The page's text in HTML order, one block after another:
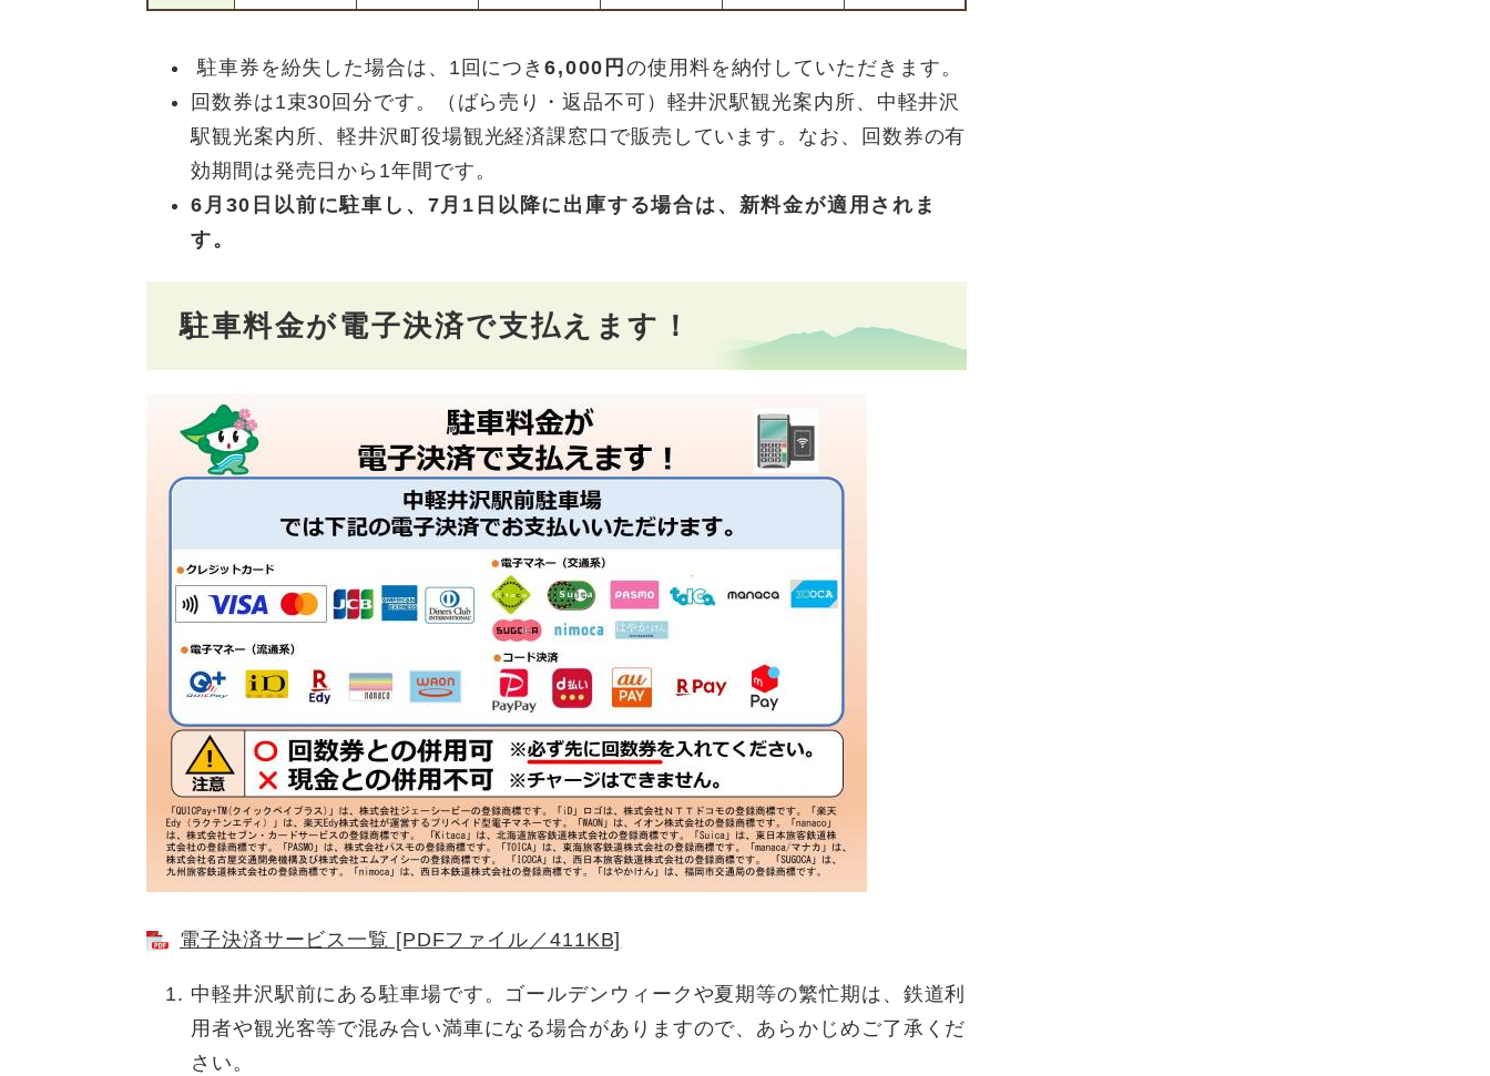
駐車券を紛失した場合は、1回につき6,000円の使用料を納付していただきます。
回数券は1束30回分です。（ばら売り・返品不可）軽井沢駅観光案内所、中軽井沢
駅観光案内所、軽井沢町役場観光経済課窓口で販売しています。なお、回数券の有
効期間は発売日から1年間です。​
6月30日以前に駐車し、7月1日以降に出庫する場合は、新料金が適用されま
す。
駐車料金が電子決済で支払えます！
電子決済サービス一覧 [PDFファイル／411KB]
中軽井沢駅前にある駐車場です。ゴールデンウィークや夏期等の繁忙期は、鉄道利
用者や観光客等で混み合い満車になる場合がありますので、あらかじめご了承くだ
さい。